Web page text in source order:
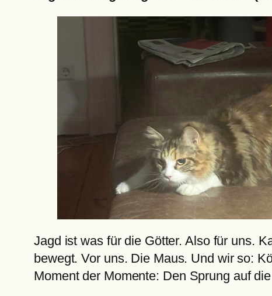
Jagd ist was für die Götter. Also für uns.
bewegt. Vor uns. Die Maus. Und wir so:
Moment der Momente: Den Sprung auf